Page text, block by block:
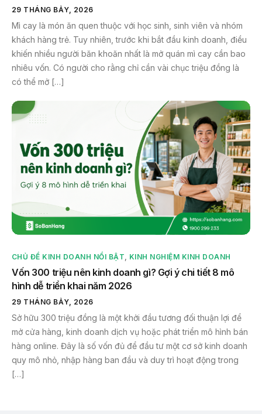
29 THÁNG BẢY, 2026
Mì cay là món ăn quen thuộc với học sinh, sinh viên và nhóm
khách hàng trẻ. Tuy nhiên, trước khi bắt đầu kinh doanh, điều
khiến nhiều người băn khoăn nhất là mở quán mì cay cần bao
nhiêu vốn. Có người cho rằng chỉ cần vài chục triệu đồng là
có thể mở […]
CHỦ ĐỀ KINH DOANH NỔI BẬT, KINH NGHIỆM KINH DOANH
Vốn 300 triệu nên kinh doanh gì? Gợi ý chi tiết 8 mô
hình dễ triển khai năm 2026
29 THÁNG BẢY, 2026
Sở hữu 300 triệu đồng là một khởi đầu tương đối thuận lợi để
mở cửa hàng, kinh doanh dịch vụ hoặc phát triển mô hình bán
hàng online. Đây là số vốn đủ để đầu tư một cơ sở kinh doanh
quy mô nhỏ, nhập hàng ban đầu và duy trì hoạt động trong
[…]